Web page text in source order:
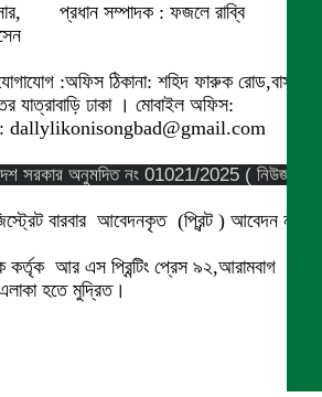
বাসার, প্রধান সম্পাদক : ফজলে রাব্বি
যোগাযোগ :অফিস ঠিকানা: শহিদ ফারুক রোড,বাসা
ঢাকা । মোবাইল অফিস:
dallylikonisongbad@gmail.com
সরকার অনুমদিত নং 01021/2025 ( নিউজ
বারবার আবেদনকৃত (প্রিন্ট ) আবেদন নং
কর্তৃক আর এস প্রিন্টিং প্রেস ৯২,আরামবাগ
হতে মুদ্রিত।